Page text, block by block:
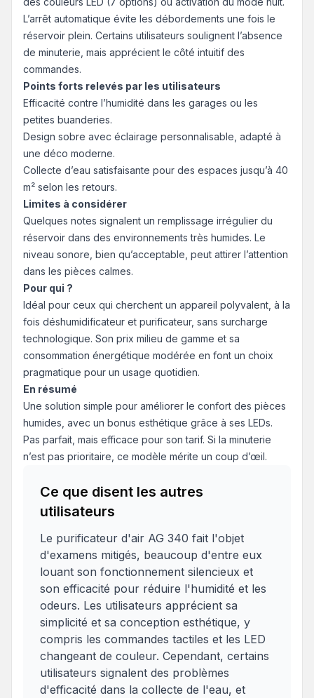
L’arrêt automatique évite les débordements une fois le
réservoir plein. Certains utilisateurs soulignent l’absence
de minuterie, mais apprécient le côté intuitif des
commandes.
Points forts relevés par les utilisateurs
Efficacité contre l’humidité dans les garages ou les
petites buanderies.
Design sobre avec éclairage personnalisable, adapté à
une déco moderne.
Collecte d’eau satisfaisante pour des espaces jusqu’à 40
m² selon les retours.
Limites à considérer
Quelques notes signalent un remplissage irrégulier du
réservoir dans des environnements très humides. Le
niveau sonore, bien qu’acceptable, peut attirer l’attention
dans les pièces calmes.
Pour qui ?
Idéal pour ceux qui cherchent un appareil polyvalent, à la
fois déshumidificateur et purificateur, sans surcharge
technologique. Son prix milieu de gamme et sa
consommation énergétique modérée en font un choix
pragmatique pour un usage quotidien.
En résumé
Une solution simple pour améliorer le confort des pièces
humides, avec un bonus esthétique grâce à ses LEDs.
Pas parfait, mais efficace pour son tarif. Si la minuterie
n’est pas prioritaire, ce modèle mérite un coup d’œil.
Ce que disent les autres
utilisateurs
Le purificateur d'air AG 340 fait l'objet
d'examens mitigés, beaucoup d'entre eux
louant son fonctionnement silencieux et
son efficacité pour réduire l'humidité et les
odeurs. Les utilisateurs apprécient sa
simplicité et sa conception esthétique, y
compris les commandes tactiles et les LED
changeant de couleur. Cependant, certains
utilisateurs signalent des problèmes
d'efficacité dans la collecte de l'eau, et